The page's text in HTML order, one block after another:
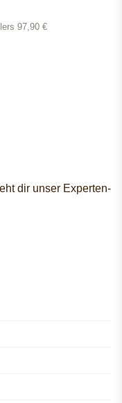
97,90 €
dir unser Experten-